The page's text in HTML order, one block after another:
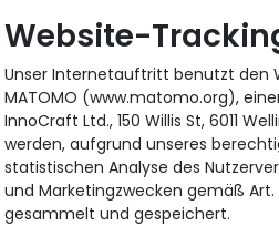
Website-
Unser Internetauftritt benutzt den
MATOMO (www.matomo.org),
InnoCraft Ltd., 150 Willis St, 6011
werden, aufgrund unseres
statistischen Analyse des
und Marketingzwecken gemäß Art.
gesammelt und gespeichert.